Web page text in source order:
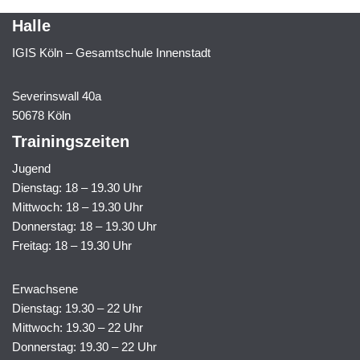
Halle
IGIS Köln – Gesamtschule Innenstadt
Severinswall 40a
50678 Köln
Trainingszeiten
Jugend
Dienstag: 18 – 19.30 Uhr
Mittwoch: 18 – 19.30 Uhr
Donnerstag: 18 – 19.30 Uhr
Freitag: 18 – 19.30 Uhr
Erwachsene
Dienstag: 19.30 – 22 Uhr
Mittwoch: 19.30 – 22 Uhr
Donnerstag: 19.30 – 22 Uhr